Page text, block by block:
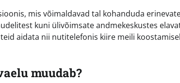
mis võimaldavad tal kohanduda
kuni ülivõimsate andmekeskustes
aidata nii nutitelefonis kiire meili
muudab?